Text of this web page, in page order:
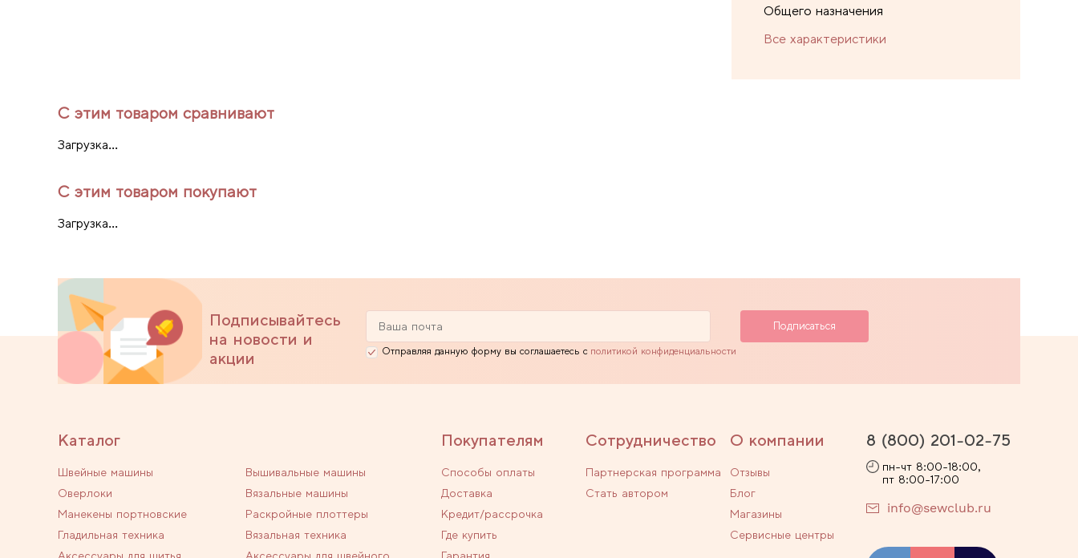
Общего назначения
Все характеристики
С этим товаром сравнивают
Загрузка...
С этим товаром покупают
Загрузка...
Подписывайтесь
на новости и
акции
Отправляя данную форму вы соглашаетесь с политикой конфиденциальности
Каталог
Швейные машины
Вышивальные машины
Оверлоки
Вязальные машины
Манекены портновские
Раскройные плоттеры
Гладильная техника
Вязальная техника
Аксессуары для шитья
Аксессуары для швейного
Покупателям
Способы оплаты
Доставка
Кредит/рассрочка
Где купить
Гарантия
Сотрудничество
Партнерская программа
Стать автором
О компании
Отзывы
Блог
Магазины
Сервисные центры
8 (800) 201-02-75
пн-чт 8:00-18:00,
пт 8:00-17:00
info@sewclub.ru